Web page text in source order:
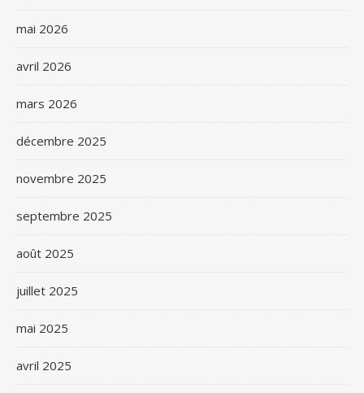
mai 2026
avril 2026
mars 2026
décembre 2025
novembre 2025
septembre 2025
août 2025
juillet 2025
mai 2025
avril 2025